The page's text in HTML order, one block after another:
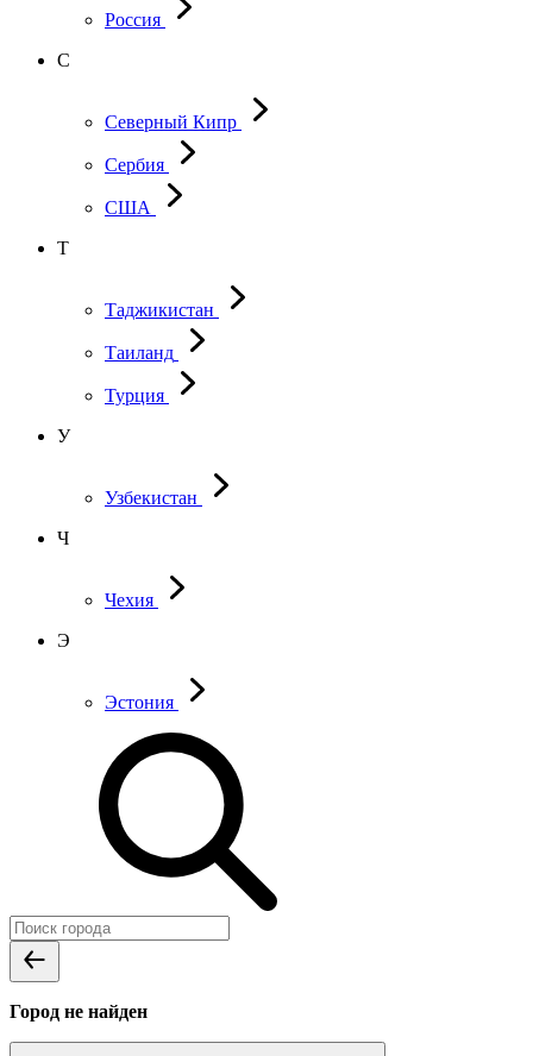
Россия
С
Северный Кипр
Сербия
США
Т
Таджикистан
Таиланд
Турция
У
Узбекистан
Ч
Чехия
Э
Эстония
Город не найден